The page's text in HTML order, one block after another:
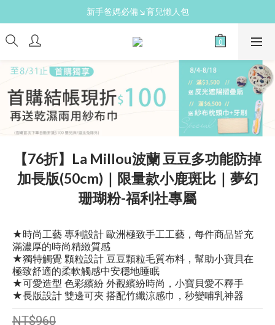
新手爸媽必備↘育兒懶人包
新手爸媽必備↘育兒懶人包
免費領↘逗寶媽媽禮
送禮心意↘親子胺基酸潔膚皂(金箔紫草)
新手爸媽必備↘育兒懶人包
【76折】La Millou波蘭 豆豆多功能防掉
加長版(50cm)｜限量款小鹿斑比｜夢幻
珊瑚粉-福利社專屬
★時尚工藝 專利設計 歐洲極致手工工藝，每件商品皆充
滿濃厚的時尚精緻質感
★獨特觸覺 顆粒設計 豆豆顆粒毛質布料，幫助小寶貝在
極致舒適的柔軟觸感中安穩地睡眠
★可愛造型 色彩繽紛 外觀繽紛時尚，小寶貝愛不釋手
★長版設計 雙邊可夾 搭配竹纖涼感巾，秒變哺乳神器
NT$960